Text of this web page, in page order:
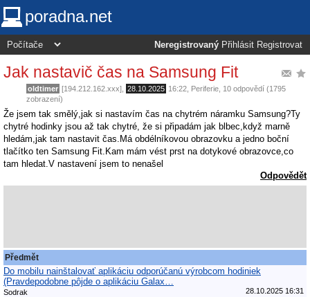
poradna.net
Neregistrovaný Přihlásit Registrovat
Jak nastavič čas na Samsung Fit
oldtimer [194.212.162.xxx], 28.10.2025 16:22 Periferie , 10 odpovědí (1795
zobrazení)
Že jsem tak smělý,jak si nastavím čas na chytrém náramku Samsung?Ty
chytré hodinky jsou až tak chytré, že si připadám jak blbec,když marně
hledám,jak tam nastavit čas.Má obdélníkovou obrazovku a jedno boční
tlačítko ten Samsung Fit.Kam mám vést prst na dotykové obrazovce,co
tam hledat.V nastavení jsem to nenašel
Odpovědět
Předmět
Do mobilu nainštalovať aplikáciu odporúčanú výrobcom hodiniek
(Pravdepodobne pôjde o aplikáciu Galax…
Sodrak 28.10.2025 16:31